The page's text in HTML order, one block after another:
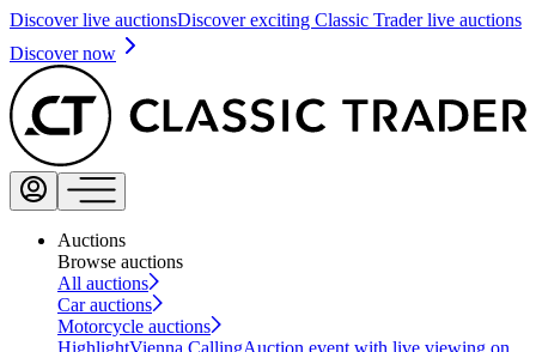
Discover live auctionsDiscover exciting Classic Trader live auctions
Discover now
Auctions
Browse auctions
All auctions
Car auctions
Motorcycle auctions
HighlightVienna CallingAuction event with live viewing on